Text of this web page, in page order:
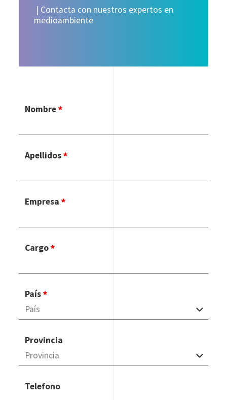
| Contacta con nuestros expertos en
medioambiente
Nombre
Apellidos
Empresa
Cargo
País
Provincia
Telefono